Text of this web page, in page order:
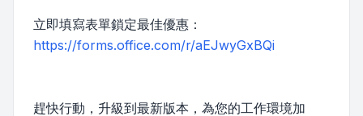
立即填寫表單鎖定最佳優惠：
https://forms.office.com/r/aEJwyGxBQi
趕快行動，升級到最新版本，為您的工作環境加